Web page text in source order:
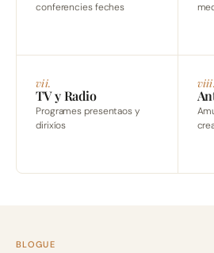
conferencies feches
vii.
TV y Radio
Programes presentaos y
dirixíos
viii.
BLOGUE